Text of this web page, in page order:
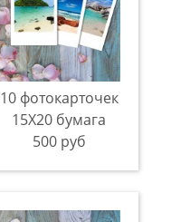
10 фотокарточек
15Х20 бумага
500 руб